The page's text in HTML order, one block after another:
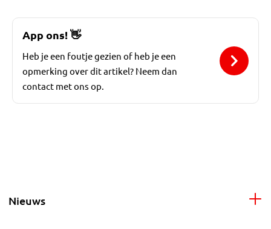
App ons!👋
Heb je een foutje gezien of heb je een
opmerking over dit artikel? Neem dan
contact met ons op.
Nieuws